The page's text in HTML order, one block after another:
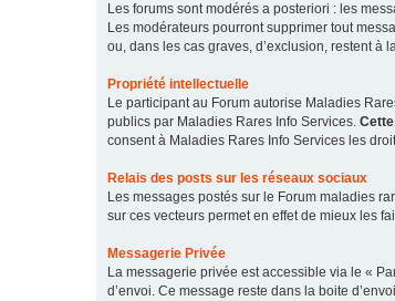
Les forums sont modérés a posteriori : les
Les modérateurs pourront supprimer tout
ou, dans les cas graves, d’exclusion, restent à
Propriété intellectuelle
Le participant au Forum autorise Maladies
publics par Maladies Rares Info Services.
consent à Maladies Rares Info Services les
Relais des posts sur les réseaux sociaux
Les messages postés sur le Forum maladies
sur ces vecteurs permet en effet de mieux les
Messagerie Privée
La messagerie privée est accessible via le «
d’envoi. Ce message reste dans la boite